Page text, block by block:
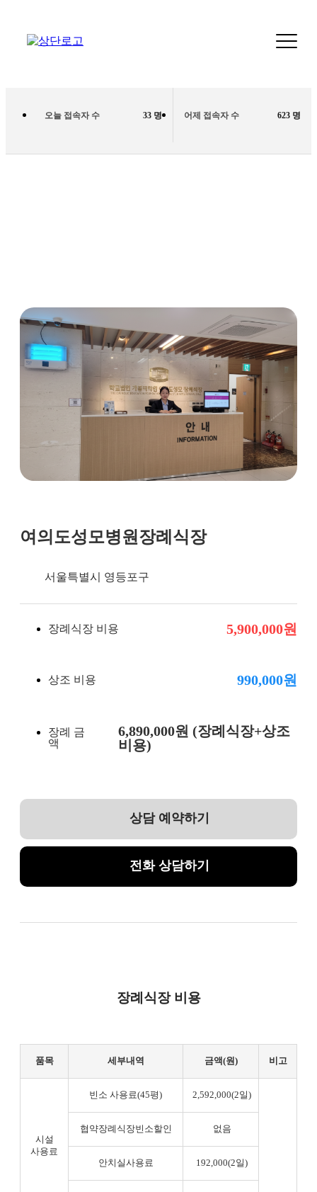
오늘 접속자 수 33 명 어제 접속자 수 623 명
여의도성모병원장례식장장례비용
서울특별시 영등포구
장례식장 비용 5,900,000원
상조 비용 990,000원
장례 금
액
6,890,000원 (장례식장+상조
비용)
상담 예약하기
전화 상담하기
장례식장 비용
품목 세부내역 금액(원) 비고
시설
사용료
빈소 사용료(45평) 2,592,000(2일)
협약장례식장빈소할인 없음
안치실사용료 192,000(2일)